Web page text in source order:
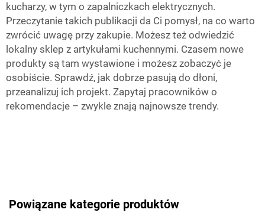
kucharzy, w tym o zapalniczkach elektrycznych.
Przeczytanie takich publikacji da Ci pomysł, na co warto
zwrócić uwagę przy zakupie. Możesz też odwiedzić
lokalny sklep z artykułami kuchennymi. Czasem nowe
produkty są tam wystawione i możesz zobaczyć je
osobiście. Sprawdź, jak dobrze pasują do dłoni,
przeanalizuj ich projekt. Zapytaj pracowników o
rekomendacje – zwykle znają najnowsze trendy.
Powiązane kategorie produktów